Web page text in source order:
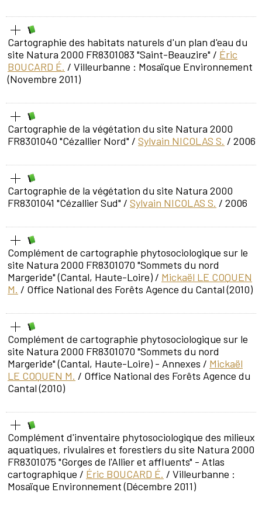
Cartographie des habitats naturels d'un plan d'eau du
site Natura 2000 FR8301083 "Saint-Beauzire" / Éric
BOUCARD É. / Villeurbanne : Mosaïque Environnement
(Novembre 2011)
Cartographie de la végétation du site Natura 2000
FR8301040 "Cézallier Nord" / Sylvain NICOLAS S. / 2006
Cartographie de la végétation du site Natura 2000
FR8301041 "Cézallier Sud" / Sylvain NICOLAS S. / 2006
Complément de cartographie phytosociologique sur le
site Natura 2000 FR8301070 "Sommets du nord
Margeride" (Cantal, Haute-Loire) / Mickaël LE COQUEN
M. / Office National des Forêts Agence du Cantal (2010)
Complément de cartographie phytosociologique sur le
site Natura 2000 FR8301070 "Sommets du nord
Margeride" (Cantal, Haute-Loire) - Annexes / Mickaël
LE COQUEN M. / Office National des Forêts Agence du
Cantal (2010)
Complément d'inventaire phytosociologique des milieux
aquatiques, rivulaires et forestiers du site Natura 2000
FR8301075 "Gorges de l'Allier et affluents" - Atlas
cartographique / Éric BOUCARD É. / Villeurbanne :
Mosaïque Environnement (Décembre 2011)